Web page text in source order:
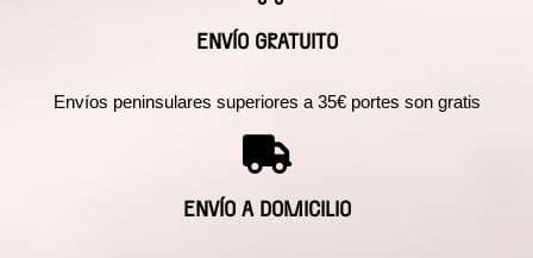
ENVÍO GRATUITO
Envíos peninsulares superiores a 35€ portes son gratis
ENVÍO A DOMICILIO